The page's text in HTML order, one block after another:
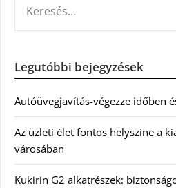
Legutóbbi bejegyzések
Autóüvegjavítás-végezze időben
Az üzleti élet fontos helyszíne a
városában
Kukirin G2 alkatrészek: